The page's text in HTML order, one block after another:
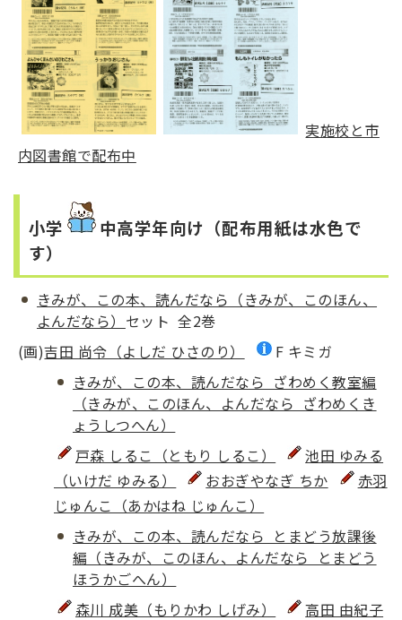
実施校と市
内図書館で配布中
小学 中高学年向け（配布用紙は水色で
す）
きみが、この本、読んだなら（きみが、このほん、
よんだなら） セット 全2巻
(画)吉田 尚令（よしだ ひさのり）
F キミガ
きみが、この本、読んだなら ざわめく教室編
（きみが、このほん、よんだなら ざわめくき
ょうしつへん）
戸森 しるこ（ともり しるこ）
池田 ゆみる
（いけだ ゆみる）
おおぎやなぎ ちか
赤羽
じゅんこ（あかはね じゅんこ）
きみが、この本、読んだなら とまどう放課後
編（きみが、このほん、よんだなら とまどう
ほうかごへん）
森川 成美（もりかわ しげみ）
高田 由紀子